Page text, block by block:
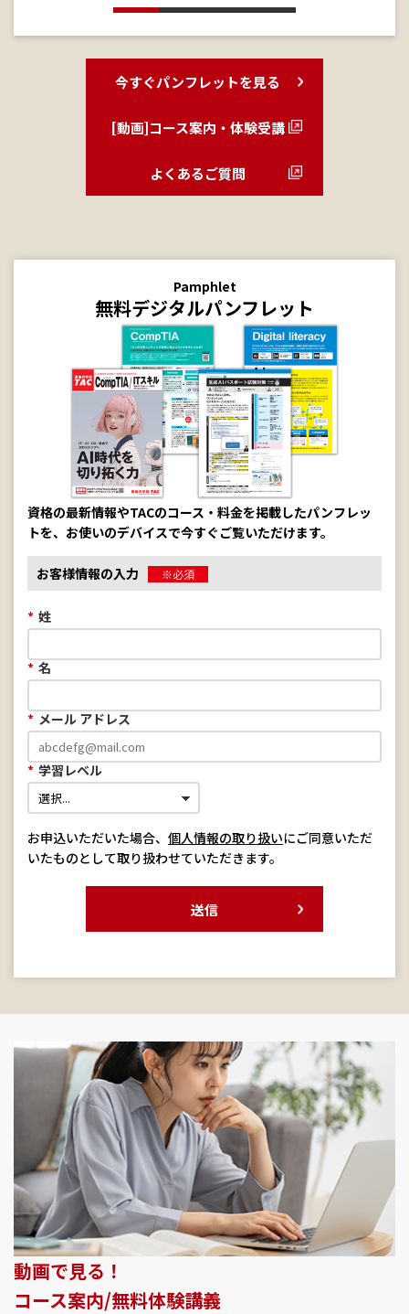
今すぐパンフレットを見る
[動画]コース案内・体験受講
よくあるご質問
Pamphlet
無料デジタルパンフレット
資格の最新情報やTACのコース・料金を掲載したパンフレッ
トを、お使いのデバイスで今すぐご覧いただけます。
お客様情報の入力 ※必須
* 姓
* 名
* メール アドレス
* 学習レベル
送信
お申込いただいた場合、 個人情報の取り扱いにご同意いただ
いたものとして取り扱わせていただきます。
動画で見る！
コース案内/無料体験講義